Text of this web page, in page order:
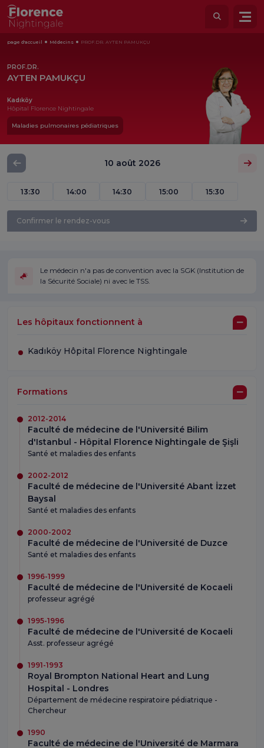
page d'accueil Médecins PROF.DR. AYTEN PAMUKÇU
PROF.DR.
AYTEN PAMUKÇU
Kadıköy
Hôpital Florence Nightingale
Maladies pulmonaires pédiatriques
10 août 2026
13:30 14:00 14:30 15:00 15:30
Confirmer le rendez-vous
Le médecin n'a pas de convention avec la SGK (Institution de
la Sécurité Sociale) ni avec le TSS.
Les hôpitaux fonctionnent à
Kadıköy Hôpital Florence Nightingale
Formations
2012-2014
Faculté de médecine de l'Université Bilim
d'Istanbul - Hôpital Florence Nightingale de Şişli
Santé et maladies des enfants
2002-2012
Faculté de médecine de l'Université Abant İzzet
Baysal
Santé et maladies des enfants
2000-2002
Faculté de médecine de l'Université de Duzce
Santé et maladies des enfants
1996-1999
Faculté de médecine de l'Université de Kocaeli
professeur agrégé
1995-1996
Faculté de médecine de l'Université de Kocaeli
Asst. professeur agrégé
1991-1993
Royal Brompton National Heart and Lung
Hospital - Londres
Département de médecine respiratoire pédiatrique -
Chercheur
1990
Faculté de médecine de l'Université de Marmara